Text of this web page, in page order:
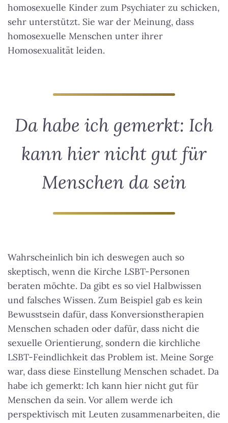
homosexuelle Kinder zum Psychiater zu schicken,
sehr unterstützt. Sie war der Meinung, dass
homosexuelle Menschen unter ihrer
Homosexualität leiden.
Da habe ich gemerkt: Ich
kann hier nicht gut für
Menschen da sein
Wahrscheinlich bin ich deswegen auch so
skeptisch, wenn die Kirche LSBT-Personen
beraten möchte. Da gibt es so viel Halbwissen
und falsches Wissen. Zum Beispiel gab es kein
Bewusstsein dafür, dass Konversionstherapien
Menschen schaden oder dafür, dass nicht die
sexuelle Orientierung, sondern die kirchliche
LSBT-Feindlichkeit das Problem ist. Meine Sorge
war, dass diese Einstellung Menschen schadet. Da
habe ich gemerkt: Ich kann hier nicht gut für
Menschen da sein. Vor allem werde ich
perspektivisch mit Leuten zusammenarbeiten, die